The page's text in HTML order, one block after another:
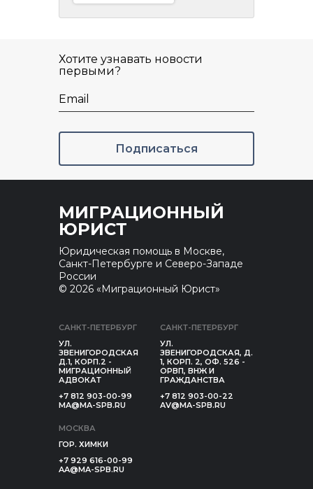
Хотите узнавать новости
первыми?
Email
Подписаться
МИГРАЦИОННЫЙ
ЮРИСТ
Юридическая помощь в Москве,
Санкт-Петербурге и Северо-Западе
России
© 2026 «Миграционный Юрист»
САНКТ-ПЕТЕРБУРГ
УЛ.
ЗВЕНИГОРОДСКАЯ
Д.1, КОРП.2 -
МИГРАЦИОННЫЙ
АДВОКАТ
+7 812 903-00-99
MA@MA-SPB.RU
САНКТ-ПЕТЕРБУРГ
УЛ.
ЗВЕНИГОРОДСКАЯ, Д.
1, КОРП. 2, ОФ. 526 -
ОРВП, ВНЖ И
ГРАЖДАНСТВА
+7 812 903-00-22
AV@MA-SPB.RU
МОСКВА
ГОР. ХИМКИ
+7 929 616-00-99
AA@MA-SPB.RU